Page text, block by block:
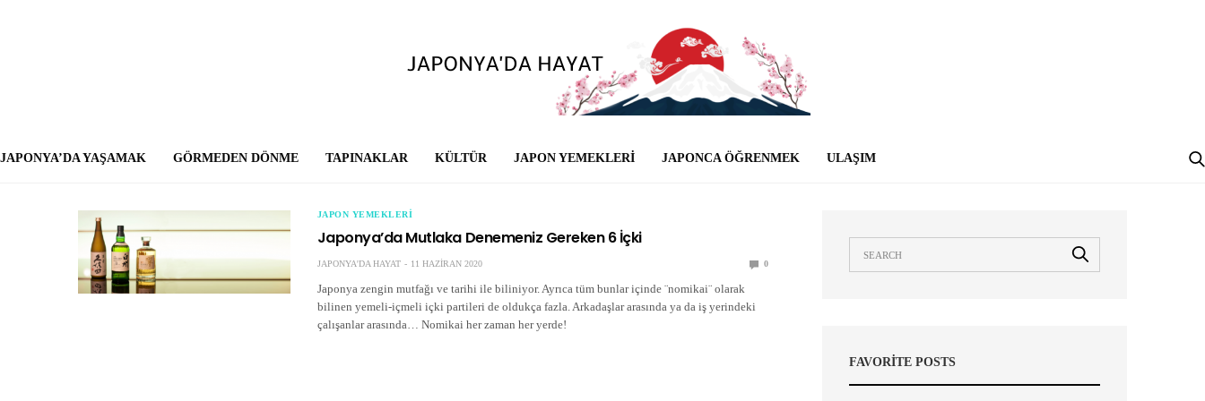
JAPONYA’DA YAŞAMAK GÖRMEDEN DÖNME TAPINAKLAR KÜLTÜR JAPON YEMEKLERI JAPONCA ÖĞRENMEK ULAŞIM
JAPON YEMEKLERI
Japonya’da Mutlaka Denemeniz Gereken 6 İçki
JAPONYA'DA HAYAT 11 HAZIRAN 2020 0
Japonya zengin mutfağı ve tarihi ile biliniyor. Ayrıca tüm bunlar içinde ¨nomikai¨ olarak
bilinen yemeli-içmeli içki partileri de oldukça fazla. Arkadaşlar arasında ya da iş yerindeki
çalışanlar arasında… Nomikai her zaman her yerde!
FAVORITE POSTS